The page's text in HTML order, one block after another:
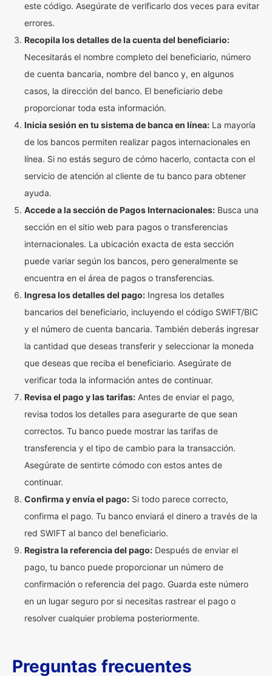
este código. Asegúrate de verificarlo dos veces para evitar
errores.
Recopila los detalles de la cuenta del beneficiario:
Necesitarás el nombre completo del beneficiario, número
de cuenta bancaria, nombre del banco y, en algunos
casos, la dirección del banco. El beneficiario debe
proporcionar toda esta información.
Inicia sesión en tu sistema de banca en línea: La mayoría
de los bancos permiten realizar pagos internacionales en
línea. Si no estás seguro de cómo hacerlo, contacta con el
servicio de atención al cliente de tu banco para obtener
ayuda.
Accede a la sección de Pagos Internacionales: Busca una
sección en el sitio web para pagos o transferencias
internacionales. La ubicación exacta de esta sección
puede variar según los bancos, pero generalmente se
encuentra en el área de pagos o transferencias.
Ingresa los detalles del pago: Ingresa los detalles
bancarios del beneficiario, incluyendo el código SWIFT/BIC
y el número de cuenta bancaria. También deberás ingresar
la cantidad que deseas transferir y seleccionar la moneda
que deseas que reciba el beneficiario. Asegúrate de
verificar toda la información antes de continuar.
Revisa el pago y las tarifas: Antes de enviar el pago,
revisa todos los detalles para asegurarte de que sean
correctos. Tu banco puede mostrar las tarifas de
transferencia y el tipo de cambio para la transacción.
Asegúrate de sentirte cómodo con estos antes de
continuar.
Confirma y envía el pago: Si todo parece correcto,
confirma el pago. Tu banco enviará el dinero a través de la
red SWIFT al banco del beneficiario.
Registra la referencia del pago: Después de enviar el
pago, tu banco puede proporcionar un número de
confirmación o referencia del pago. Guarda este número
en un lugar seguro por si necesitas rastrear el pago o
resolver cualquier problema posteriormente.
Preguntas frecuentes